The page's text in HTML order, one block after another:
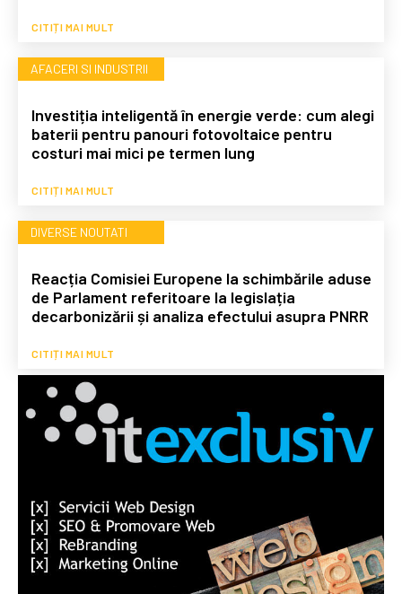
CITIȚI MAI MULT
AFACERI SI INDUSTRII
Investiția inteligentă în energie verde: cum alegi
baterii pentru panouri fotovoltaice pentru
costuri mai mici pe termen lung
CITIȚI MAI MULT
DIVERSE NOUTATI
Reacția Comisiei Europene la schimbările aduse
de Parlament referitoare la legislația
decarbonizării și analiza efectului asupra PNRR
CITIȚI MAI MULT